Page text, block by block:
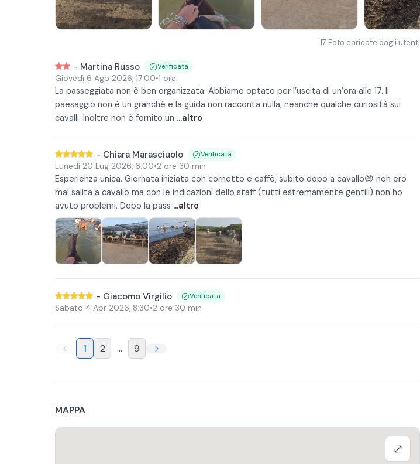
17 Foto caricate dagli utenti
- Martina Russo Verificata
Giovedì 6 Ago 2026, 17:00•1 ora
La passeggiata non è ben organizzata. Abbiamo optato per l’uscita di un’ora alle 17. Il
paesaggio non è un granché e la guida non racconta nulla, neanche qualche curiosità sui
cavalli. Inoltre non è fornito un ...altro
- Chiara Marasciuolo Verificata
Lunedì 20 Lug 2026, 6:00•2 ore 30 min
Esperienza unica. Giornata iniziata con cornetto e caffè, subito dopo a cavallo😄 non ero
mai salita a cavallo ma con le indicazioni dello staff (tutti estremamente gentili) non ho
avuto problemi. Dopo la pass ...altro
- Giacomo Virgilio Verificata
Sabato 4 Apr 2026, 8:30•2 ore 30 min
1 2 ... 9
MAPPA